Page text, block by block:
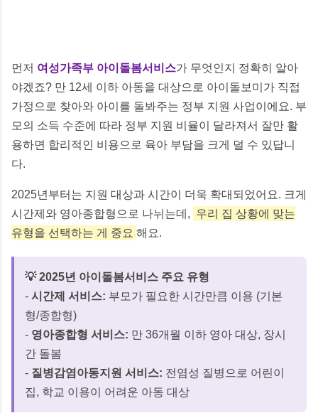
먼저 여성가족부 아이돌봄서비스가 무엇인지 정확히 알아
야겠죠? 만 12세 이하 아동을 대상으로 아이돌보미가 직접
가정으로 찾아와 아이를 돌봐주는 정부 지원 사업이에요. 부
모의 소득 수준에 따라 정부 지원 비율이 달라져서 잘만 활
용하면 합리적인 비용으로 육아 부담을 크게 덜 수 있답니
다.
2025년부터는 지원 대상과 시간이 더욱 확대되었어요. 크게
시간제와 영아종합형으로 나뉘는데, 우리 집 상황에 맞는
유형을 선택하는 게 중요 해요.
💡 2025년 아이돌봄서비스 주요 유형
- 시간제 서비스: 부모가 필요한 시간만큼 이용 (기본
형/종합형)
- 영아종합형 서비스: 만 36개월 이하 영아 대상, 장시
간 돌봄
- 질병감염아동지원 서비스: 전염성 질병으로 어린이
집, 학교 이용이 어려운 아동 대상